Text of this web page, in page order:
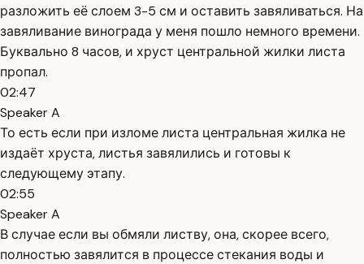
разложить её слоем 3-5 см и оставить завяливаться. На
завяливание винограда у меня пошло немного времени.
Буквально 8 часов, и хруст центральной жилки листа
пропал.
02:47
Speaker A
То есть если при изломе листа центральная жилка не
издаёт хруста, листья завялились и готовы к
следующему этапу.
02:55
Speaker A
В случае если вы обмяли листву, она, скорее всего,
полностью завялится в процессе стекания воды и